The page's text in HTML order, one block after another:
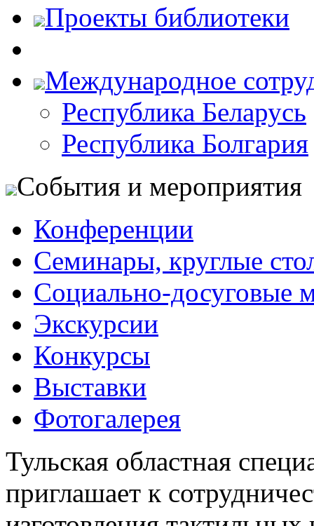
Проекты библиотеки
Международное
Республика Беларусь
Республика Болгария
События и мероприятия
Конференции
Семинары, круглые
Социально-досуговые
Экскурсии
Конкурсы
Выставки
Фотогалерея
Тульская областная
приглашает к